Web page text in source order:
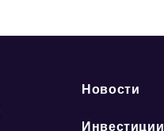
Новости
Инвестиции